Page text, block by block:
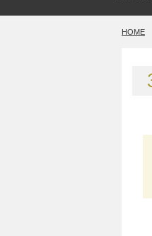
HOME